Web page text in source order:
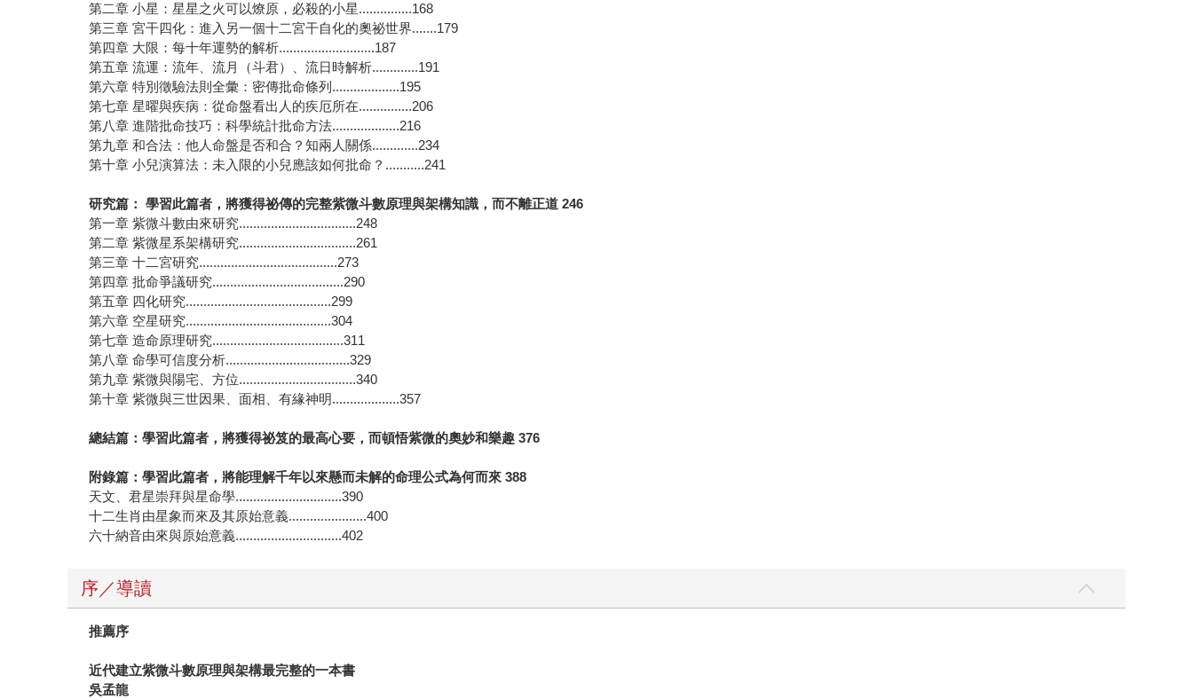
第二章 小星：星星之火可以燎原，必殺的小星...............168
第三章 宮干四化：進入另一個十二宮干自化的奧祕世界.......179
第四章 大限：每十年運勢的解析...........................187
第五章 流運：流年、流月（斗君）、流日時解析.............191
第六章 特別徵驗法則全彙：密傳批命條列...................195
第七章 星曜與疾病：從命盤看出人的疾厄所在...............206
第八章 進階批命技巧：科學統計批命方法...................216
第九章 和合法：他人命盤是否和合？知兩人關係.............234
第十章 小兒演算法：未入限的小兒應該如何批命？...........241
研究篇：學習此篇者，將獲得祕傳的完整紫微斗數原理與架構知識，而不離正道 246
第一章 紫微斗數由來研究.................................248
第二章 紫微星系架構研究.................................261
第三章 十二宮研究.......................................273
第四章 批命爭議研究.....................................290
第五章 四化研究.........................................299
第六章 空星研究.........................................304
第七章 造命原理研究.....................................311
第八章 命學可信度分析...................................329
第九章 紫微與陽宅、方位.................................340
第十章 紫微與三世因果、面相、有緣神明...................357
總結篇：學習此篇者，將獲得祕笈的最高心要，而頓悟紫微的奧妙和樂趣 376
附錄篇：學習此篇者，將能理解千年以來懸而未解的命理公式為何而來 388
天文、君星崇拜與星命學..............................390
十二生肖由星象而來及其原始意義......................400
六十納音由來與原始意義..............................402
序／導讀
推薦序
近代建立紫微斗數原理與架構最完整的一本書
吳孟龍